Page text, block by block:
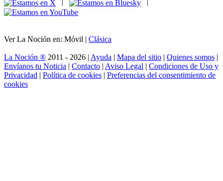
|
|
Ver La Noción en: Móvil | Clásica
La Noción ® 2011 - 2026 | Ayuda | Mapa del sitio | Quienes somos |
Envíanos tu Noticia | Contacto | Aviso Legal | Condiciones de Uso y
Privacidad | Política de cookies | Preferencias del consentimiento de
cookies